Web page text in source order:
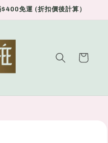
免運 (折扣價後計算）
Cart